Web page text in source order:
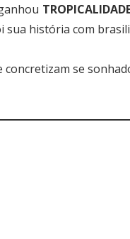
história com
se